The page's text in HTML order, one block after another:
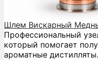
Шлем Вискарный
Профессиональный
который помогает
ароматные